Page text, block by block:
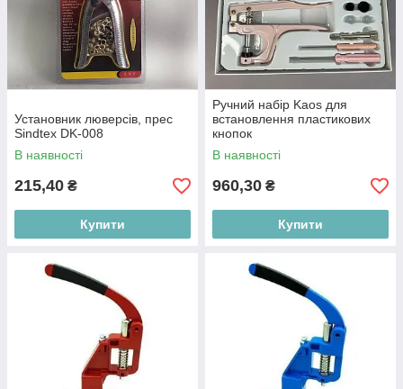
Установник люверсів, прес
Sindtex DK-008
В наявності
215,40 ₴
Купити
Ручний набір Kaos для
встановлення пластикових
кнопок
В наявності
960,30 ₴
Купити